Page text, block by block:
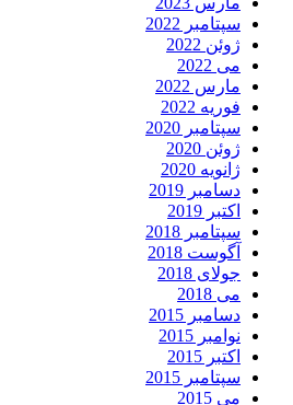
سپتامبر 2022
ژوئن 2022
می 2022
مارس 2022
فوریه 2022
سپتامبر 2020
ژوئن 2020
ژانویه 2020
دسامبر 2019
اکتبر 2019
سپتامبر 2018
آگوست 2018
جولای 2018
می 2018
دسامبر 2015
نوامبر 2015
اکتبر 2015
سپتامبر 2015
می 2015